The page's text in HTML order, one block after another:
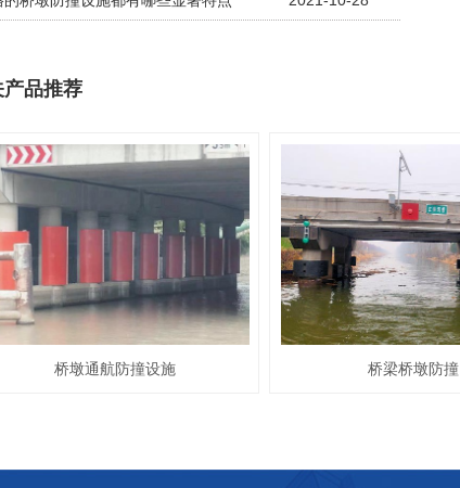
产品推荐
桥墩通航防撞设施 桥梁桥墩防撞